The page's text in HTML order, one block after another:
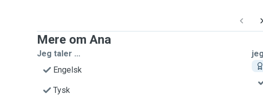
Mere om Ana
Jeg taler ...
Engelsk
Tysk